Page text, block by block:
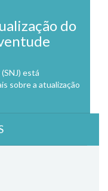
do
está
sobre a atualização